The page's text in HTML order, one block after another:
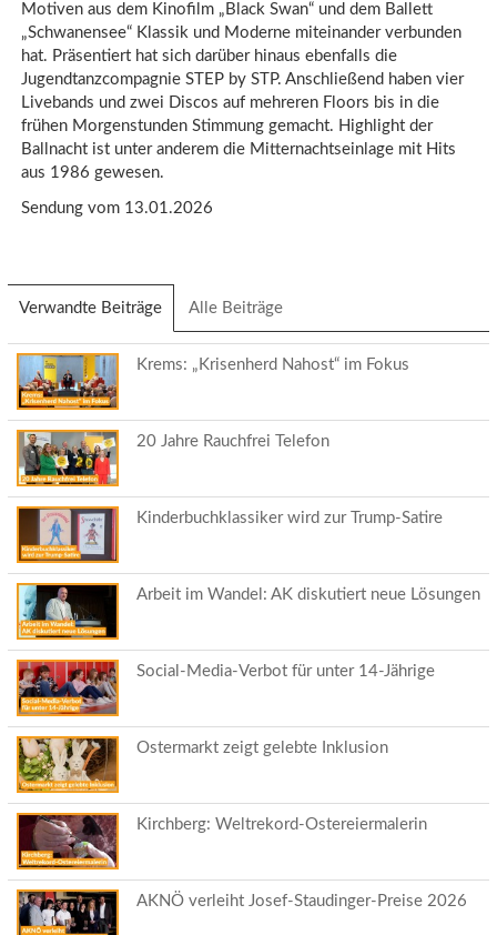
Motiven aus dem Kinofilm „Black Swan“ und dem Ballett
„Schwanensee“ Klassik und Moderne miteinander verbunden
hat. Präsentiert hat sich darüber hinaus ebenfalls die
Jugendtanzcompagnie STEP by STP. Anschließend haben vier
Livebands und zwei Discos auf mehreren Floors bis in die
frühen Morgenstunden Stimmung gemacht. Highlight der
Ballnacht ist unter anderem die Mitternachtseinlage mit Hits
aus 1986 gewesen.
Sendung vom 13.01.2026
Verwandte Beiträge (aktiver
Reiter)
Alle Beiträge
Krems: „Krisenherd Nahost“ im Fokus
20 Jahre Rauchfrei Telefon
Kinderbuchklassiker wird zur Trump-Satire
Arbeit im Wandel: AK diskutiert neue Lösungen
Social-Media-Verbot für unter 14-Jährige
Ostermarkt zeigt gelebte Inklusion
Kirchberg: Weltrekord-Ostereiermalerin
AKNÖ verleiht Josef-Staudinger-Preise 2026